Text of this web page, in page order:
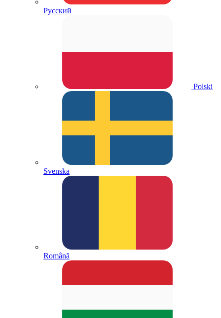
Русский
Polski
Svenska
Română